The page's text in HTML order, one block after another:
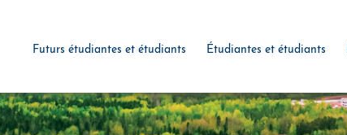
Futurs étudiantes et étudiants Étudiantes et étudiants